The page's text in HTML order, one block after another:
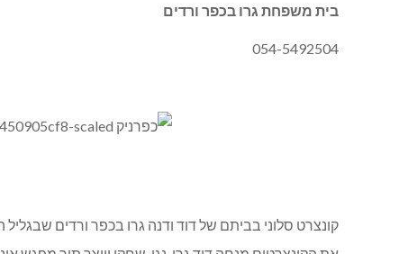
בית משפחת גרו בכפר ורדים
054-5492504
קונצרט סלוני בביתם של דוד ודנה גרו בכפר ורדים